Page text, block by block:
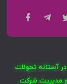
آستانه تحولات
مدیریت شرکت